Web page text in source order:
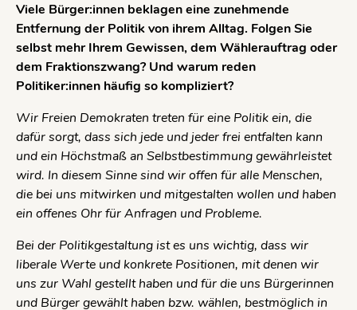
Viele Bürger:innen beklagen eine zunehmende
Entfernung der Politik von ihrem Alltag. Folgen Sie
selbst mehr Ihrem Gewissen, dem Wählerauftrag oder
dem Fraktionszwang? Und warum reden
Politiker:innen häufig so kompliziert?
Wir Freien Demokraten treten für eine Politik ein, die
dafür sorgt, dass sich jede und jeder frei entfalten kann
und ein Höchstmaß an Selbstbestimmung gewährleistet
wird. In diesem Sinne sind wir offen für alle Menschen,
die bei uns mitwirken und mitgestalten wollen und haben
ein offenes Ohr für Anfragen und Probleme.
Bei der Politikgestaltung ist es uns wichtig, dass wir
liberale Werte und konkrete Positionen, mit denen wir
uns zur Wahl gestellt haben und für die uns Bürgerinnen
und Bürger gewählt haben bzw. wählen, bestmöglich in